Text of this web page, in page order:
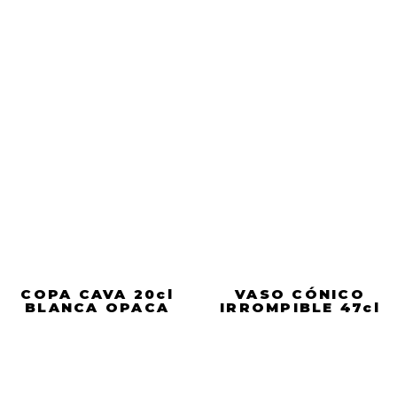
COPA CAVA 20cl
BLANCA OPACA
VASO CÓNICO
IRROMPIBLE 47cl